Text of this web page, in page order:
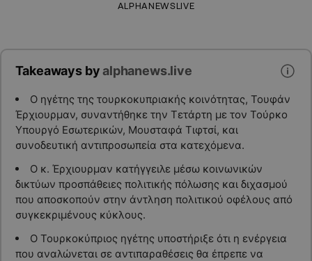
ALPHANEWSLIVE
Takeaways byalphanews.live
Ο ηγέτης της τουρκοκυπριακής κοινότητας, Τουφάν
Έρχιουρμαν, συναντήθηκε την Τετάρτη με τον Τούρκο
Υπουργό Εσωτερικών, Μουσταφά Τιφτσί, και
συνοδευτική αντιπροσωπεία στα κατεχόμενα.
Ο κ. Έρχιουρμαν κατήγγειλε μέσω κοινωνικών
δικτύων προσπάθειες πολιτικής πόλωσης και διχασμού
που αποσκοπούν στην άντληση πολιτικού οφέλους από
συγκεκριμένους κύκλους.
Ο Τουρκοκύπριος ηγέτης υποστήριξε ότι η ενέργεια
που αναλώνεται σε αντιπαραθέσεις θα έπρεπε να